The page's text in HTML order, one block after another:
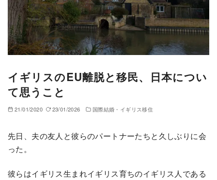
イギリスのEU離脱と移民、日本につい
て思うこと
21/01/2020 23/01/2026 国際結婚・イギリス移住
先日、夫の友人と彼らのパートナーたちと久しぶりに会
った。
彼らはイギリス生まれイギリス育ちのイギリス人である